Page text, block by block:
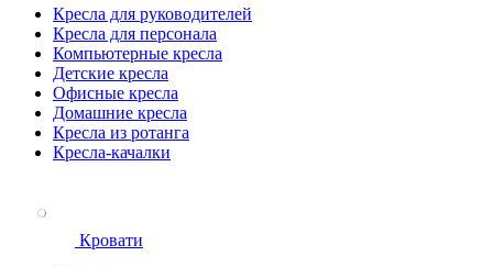
Кресла для руководителей
Кресла для персонала
Компьютерные кресла
Детские кресла
Офисные кресла
Домашние кресла
Кресла из ротанга
Кресла-качалки
Кровати